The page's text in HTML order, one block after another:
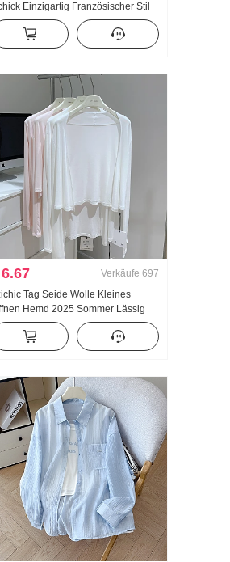
Einzigartig Französischer Stil
Gekocht Wind Blau Polo-
Langarm Hemd Frauen
6.67 Verkäufe 697
Tag Seide Wolle Kleines
Hemd 2025 Sommer Lässig
Top Neu Strick Fallen Schulter
Jacke Frauen